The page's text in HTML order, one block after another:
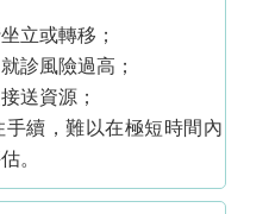
立或轉移；
診風險過高；
送資源；
續，難以在極短時間內
。